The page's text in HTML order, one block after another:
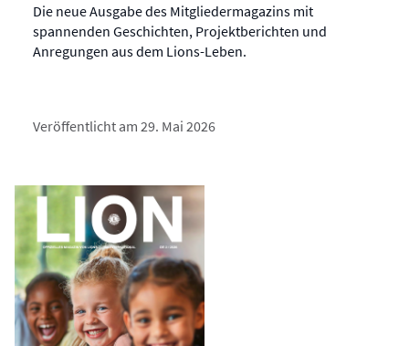
Die neue Ausgabe des Mitgliedermagazins mit
spannenden Geschichten, Projektberichten und
Anregungen aus dem Lions-Leben.
Veröffentlicht am 29. Mai 2026